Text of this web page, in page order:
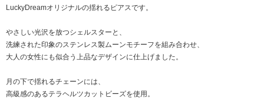
LuckyDreamオリジナルの揺れるピアスです。
やさしい光沢を放つシェルスターと、
洗練された印象のステンレス製ムーンモチーフを組み合わせ、
大人の女性にも似合う上品なデザインに仕上げました。
月の下で揺れるチェーンには、
高級感のあるテラヘルツカットビーズを使用。